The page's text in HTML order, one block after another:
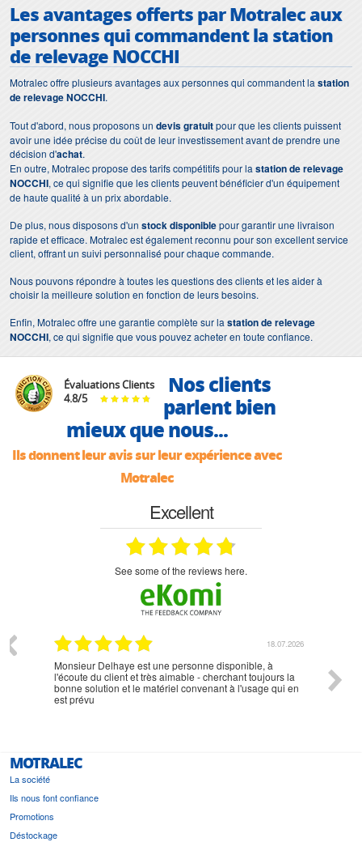
Lesavantagesofferts par Motralec aux
personnes qui commandent lastation
de relevage NOCCHI
Motralec offre plusieurs avantages aux personnes qui commandent la station
de relevage NOCCHI.
Tout d'abord, nous proposons un devis gratuitpour que les clients puissent
avoir une idée précise du coût de leur investissement avant de prendre une
décision d'achat.
En outre, Motralec propose des tarifs compétitifs pour la station de relevage
NOCCHI, ce qui signifie que les clients peuvent bénéficier d'un équipement
de haute qualité à un prix abordable.
De plus, nous disposons d'un stock disponiblepour garantir une livraison
rapide et efficace. Motralec est également reconnu pour son excellent service
client, offrant un suivi personnalisé pour chaque commande.
Nous pouvons répondre à toutes les questions des clients et les aider à
choisir la meilleure solution en fonction de leurs besoins.
Enfin, Motralec offre une garantie complète sur la station de relevage
NOCCHI, ce qui signifie que vous pouvez acheter en toute confiance.
Évaluations Clients
4.8/5
Nos clients
parlent bien
mieux que nous...
Ils donnent leur avis sur leur expérience avec
Motralec
Excellent
see some of the reviews here.
18.07.2026
Monsieur Delhaye est une personne disponible, à
l'écoute du client et très aimable - cherchant toujours la
bonne solution et le matériel convenant à l'usage qui en
est prévu
MOTRALEC
La société
Ils nous font confiance
Promotions
Déstockage